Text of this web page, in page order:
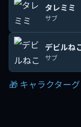
タレミミ
サブ
デビルね
サブ
🎁 キャラクター